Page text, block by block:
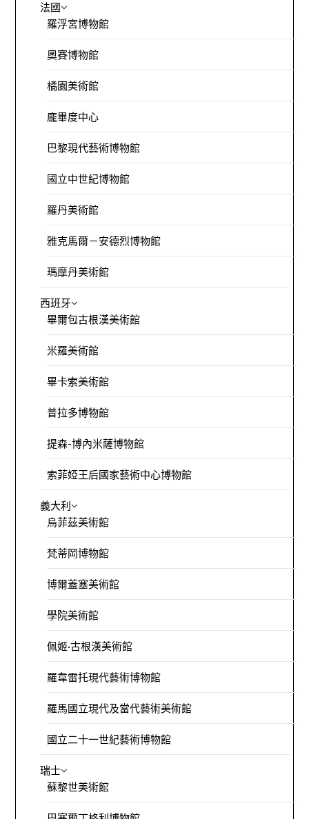
法國
羅浮宮博物館
奧賽博物館
橘園美術館
龐畢度中心
巴黎現代藝術博物館
國立中世紀博物館
羅丹美術館
雅克馬爾－安德烈博物館
瑪摩丹美術館
西班牙
畢爾包古根漢美術館
米羅美術館
畢卡索美術館
普拉多博物館
提森-博內米薩博物館
索菲婭王后國家藝術中心博物館
義大利
烏菲茲美術館
梵蒂岡博物館
博爾蓋塞美術館
學院美術館
佩姬·古根漢美術館
羅韋雷托現代藝術博物館
羅馬國立現代及當代藝術美術館
國立二十一世紀藝術博物館
瑞士
蘇黎世美術館